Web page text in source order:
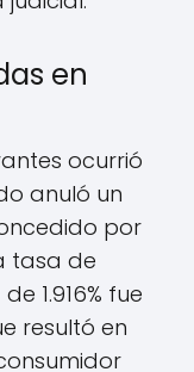
en
ocurrió
anuló un
por
tasa de
1.916% fue
resultó en